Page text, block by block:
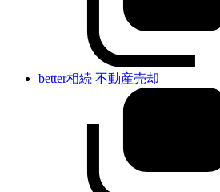
better相続 不動産売却